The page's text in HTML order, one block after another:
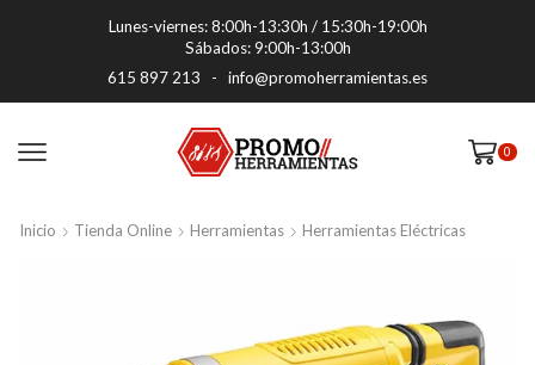
Lunes-viernes: 8:00h-13:30h / 15:30h-19:00h
Sábados: 9:00h-13:00h
615 897 213 - info@promoherramientas.es
0
Inicio Tienda Online Herramientas Herramientas Eléctricas